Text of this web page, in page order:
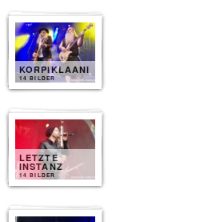
KORPIKLAANI
14 BILDER
LETZTE
INSTANZ
14 BILDER